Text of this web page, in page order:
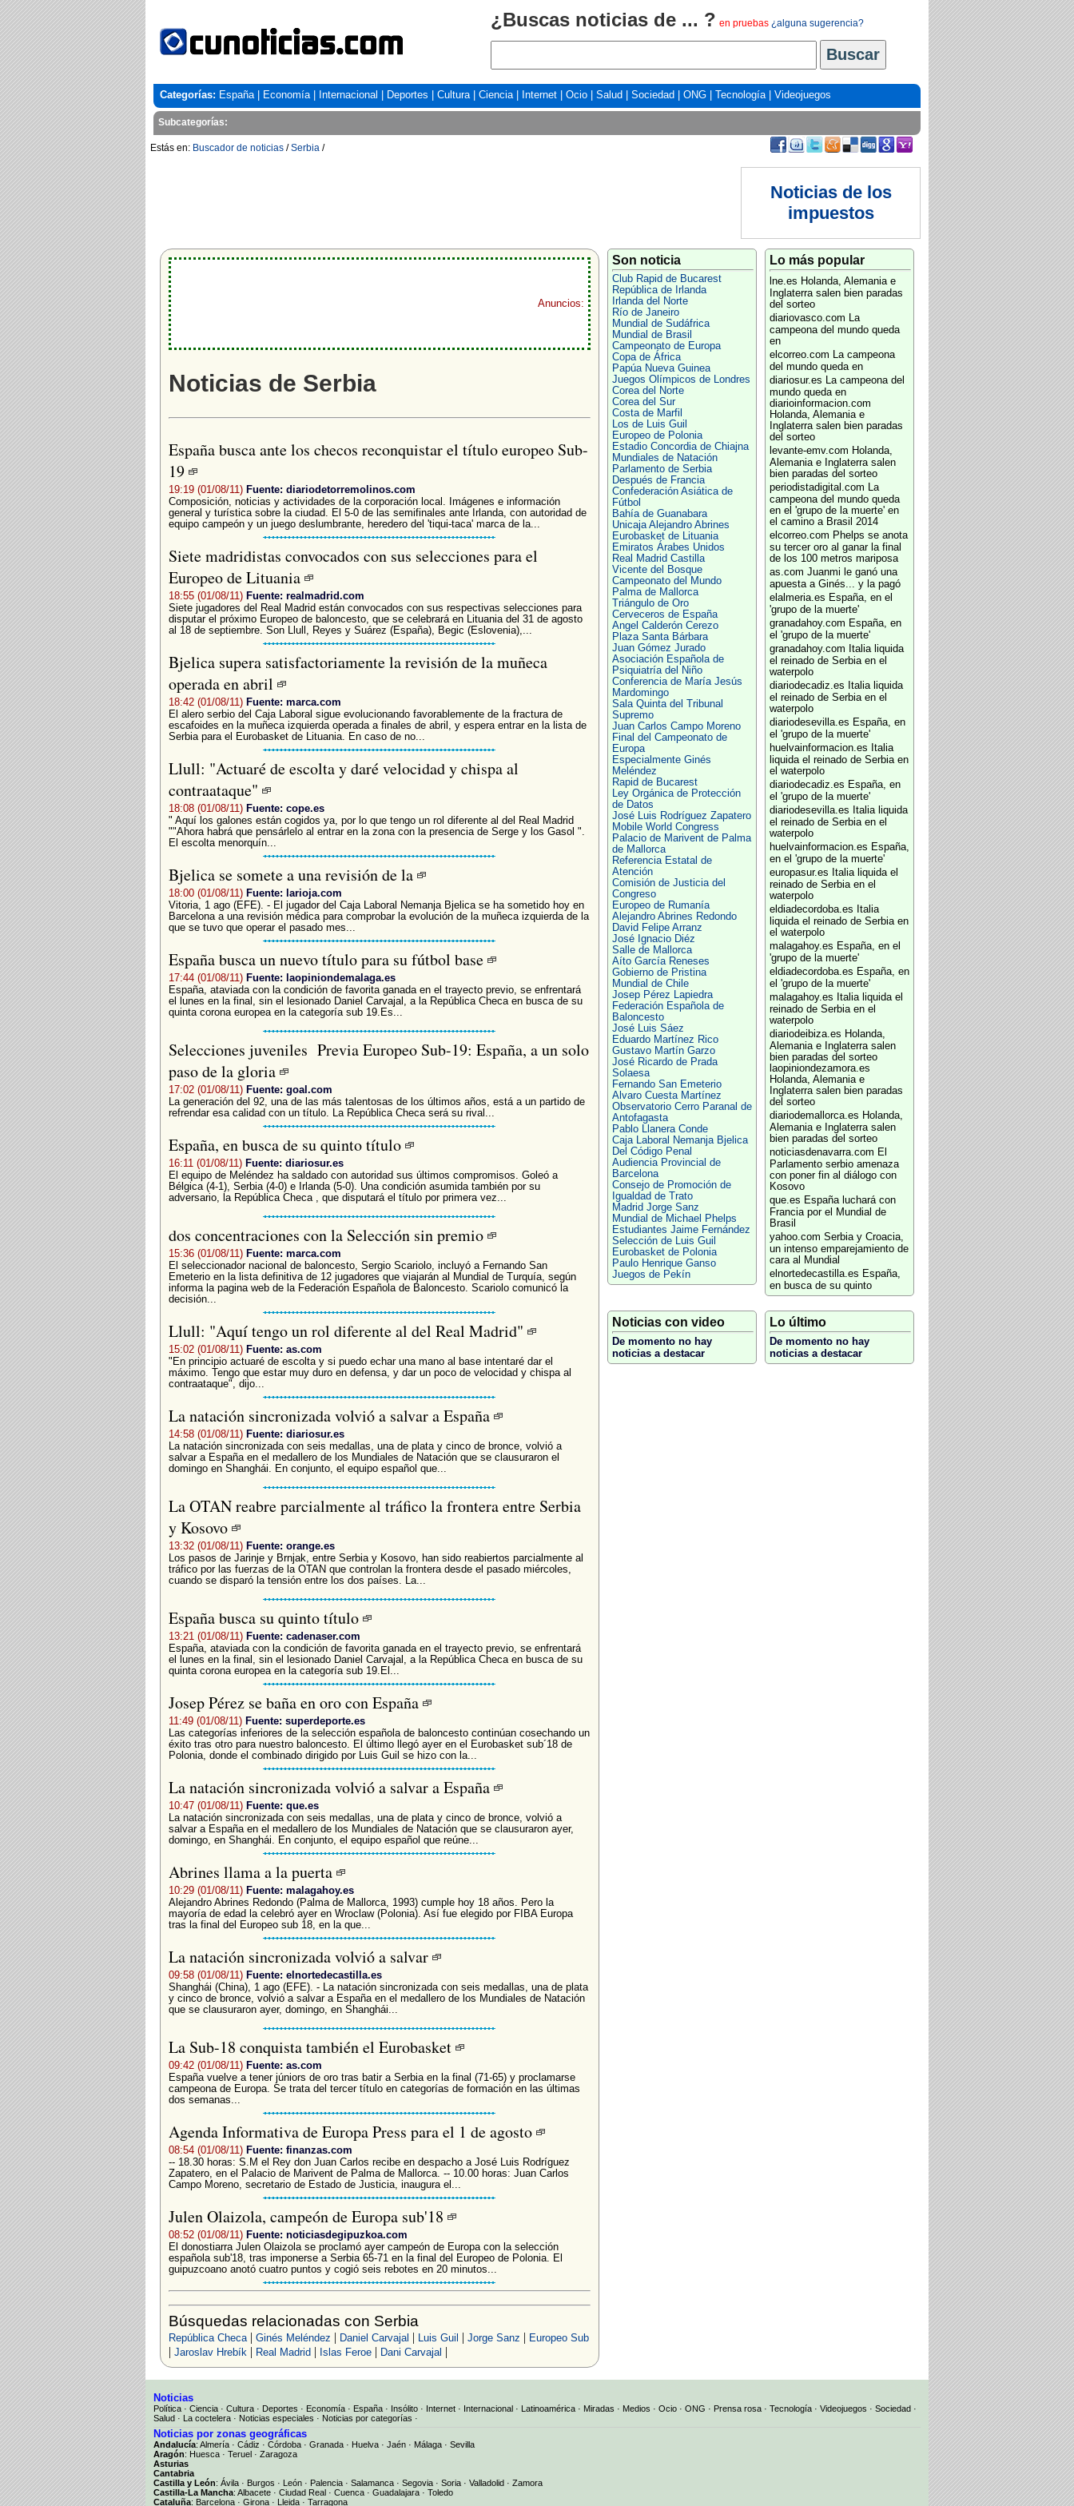
¿Buscas noticias de ... ? en pruebas ¿alguna sugerencia?
Categorías: España| Economía| Internacional Deportes Cultura| Ciencia| Internet Ocio Salud Sociedad ONG Tecnología| Videojuegos
Subcategorías:
Estás en: Buscador de noticias /Serbia /
Noticias de los
impuestos
Anuncios:
Noticias de Serbia
España busca ante los checos reconquistar el título europeo Sub-
19
19:19 (01/08/11) Fuente: diariodetorremolinos.com
Composición, noticias y actividades de la corporación local. Imágenes e información
general y turística sobre la ciudad. El 5-0 de las semifinales ante Irlanda, con autoridad de
equipo campeón y un juego deslumbrante, heredero del 'tiqui-taca' marca de la...
Siete madridistas convocados con sus selecciones para el
Europeo de Lituania
18:55 (01/08/11) Fuente: realmadrid.com
Siete jugadores del Real Madrid están convocados con sus respectivas selecciones para
disputar el próximo Europeo de baloncesto, que se celebrará en Lituania del 31 de agosto
al 18 de septiembre. Son Llull, Reyes y Suárez (España), Begic (Eslovenia),...
Bjelica supera satisfactoriamente la revisión de la muñeca
operada en abril
18:42 (01/08/11) Fuente: marca.com
El alero serbio del Caja Laboral sigue evolucionando favorablemente de la fractura de
escafoides en la muñeca izquierda operada a finales de abril, y espera entrar en la lista de
Serbia para el Eurobasket de Lituania. En caso de no...
Llull: "Actuaré de escolta y daré velocidad y chispa al
contraataque"
18:08 (01/08/11) Fuente: cope.es
" Aquí los galones están cogidos ya, por lo que tengo un rol diferente al del Real Madrid
""Ahora habrá que pensárlelo al entrar en la zona con la presencia de Serge y los Gasol ".
El escolta menorquín...
Bjelica se somete a una revisión de la
18:00 (01/08/11) Fuente: larioja.com
Vitoria, 1 ago (EFE). - El jugador del Caja Laboral Nemanja Bjelica se ha sometido hoy en
Barcelona a una revisión médica para comprobar la evolución de la muñeca izquierda de la
que se tuvo que operar el pasado mes...
España busca un nuevo título para su fútbol base
17:44 (01/08/11) Fuente: laopiniondemalaga.es
España, ataviada con la condición de favorita ganada en el trayecto previo, se enfrentará
el lunes en la final, sin el lesionado Daniel Carvajal, a la República Checa en busca de su
quinta corona europea en la categoría sub 19.Es...
Selecciones juveniles Previa Europeo Sub-19: España, a un solo
paso de la gloria
17:02 (01/08/11) Fuente: goal.com
La generación del 92, una de las más talentosas de los últimos años, está a un partido de
refrendar esa calidad con un título. La República Checa será su rival...
España, en busca de su quinto título
16:11 (01/08/11) Fuente: diariosur.es
El equipo de Meléndez ha saldado con autoridad sus últimos compromisos. Goleó a
Bélgica (4-1), Serbia (4-0) e Irlanda (5-0). Una condición asumida también por su
adversario, la República Checa , que disputará el título por primera vez...
dos concentraciones con la Selección sin premio
15:36 (01/08/11) Fuente: marca.com
El seleccionador nacional de baloncesto, Sergio Scariolo, incluyó a Fernando San
Emeterio en la lista definitiva de 12 jugadores que viajarán al Mundial de Turquía, según
informa la pagina web de la Federación Española de Baloncesto. Scariolo comunicó la
decisión...
Llull: "Aquí tengo un rol diferente al del Real Madrid"
15:02 (01/08/11) Fuente: as.com
"En principio actuaré de escolta y si puedo echar una mano al base intentaré dar el
máximo. Tengo que estar muy duro en defensa, y dar un poco de velocidad y chispa al
contraataque", dijo...
La natación sincronizada volvió a salvar a España
14:58 (01/08/11) Fuente: diariosur.es
La natación sincronizada con seis medallas, una de plata y cinco de bronce, volvió a
salvar a España en el medallero de los Mundiales de Natación que se clausuraron el
domingo en Shanghái. En conjunto, el equipo español que...
La OTAN reabre parcialmente al tráfico la frontera entre Serbia
y Kosovo
13:32 (01/08/11) Fuente: orange.es
Los pasos de Jarinje y Brnjak, entre Serbia y Kosovo, han sido reabiertos parcialmente al
tráfico por las fuerzas de la OTAN que controlan la frontera desde el pasado miércoles,
cuando se disparó la tensión entre los dos países. La...
España busca su quinto título
13:21 (01/08/11) Fuente: cadenaser.com
España, ataviada con la condición de favorita ganada en el trayecto previo, se enfrentará
el lunes en la final, sin el lesionado Daniel Carvajal, a la República Checa en busca de su
quinta corona europea en la categoría sub 19.El...
Josep Pérez se baña en oro con España
11:49 (01/08/11) Fuente: superdeporte.es
Las categorías inferiores de la selección española de baloncesto continúan cosechando un
éxito tras otro para nuestro baloncesto. El último llegó ayer en el Eurobasket sub´18 de
Polonia, donde el combinado dirigido por Luis Guil se hizo con la...
La natación sincronizada volvió a salvar a España
10:47 (01/08/11) Fuente: que.es
La natación sincronizada con seis medallas, una de plata y cinco de bronce, volvió a
salvar a España en el medallero de los Mundiales de Natación que se clausuraron ayer,
domingo, en Shanghái. En conjunto, el equipo español que reúne...
Abrines llama a la puerta
10:29 (01/08/11) Fuente: malagahoy.es
Alejandro Abrines Redondo (Palma de Mallorca, 1993) cumple hoy 18 años. Pero la
mayoría de edad la celebró ayer en Wroclaw (Polonia). Así fue elegido por FIBA Europa
tras la final del Europeo sub 18, en la que...
La natación sincronizada volvió a salvar
09:58 (01/08/11) Fuente: elnortedecastilla.es
Shanghái (China), 1 ago (EFE). - La natación sincronizada con seis medallas, una de plata
y cinco de bronce, volvió a salvar a España en el medallero de los Mundiales de Natación
que se clausuraron ayer, domingo, en Shanghái...
La Sub-18 conquista también el Eurobasket
09:42 (01/08/11) Fuente: as.com
España vuelve a tener júniors de oro tras batir a Serbia en la final (71-65) y proclamarse
campeona de Europa. Se trata del tercer título en categorías de formación en las últimas
dos semanas...
Agenda Informativa de Europa Press para el 1 de agosto
08:54 (01/08/11) Fuente: finanzas.com
-- 18.30 horas: S.M el Rey don Juan Carlos recibe en despacho a José Luis Rodríguez
Zapatero, en el Palacio de Marivent de Palma de Mallorca. -- 10.00 horas: Juan Carlos
Campo Moreno, secretario de Estado de Justicia, inaugura el...
Julen Olaizola, campeón de Europa sub'18
08:52 (01/08/11) Fuente: noticiasdegipuzkoa.com
El donostiarra Julen Olaizola se proclamó ayer campeón de Europa con la selección
española sub'18, tras imponerse a Serbia 65-71 en la final del Europeo de Polonia. El
guipuzcoano anotó cuatro puntos y cogió seis rebotes en 20 minutos...
Búsquedas relacionadas con Serbia
República Checa| Ginés Meléndez | Daniel Carvajal | Luis Guil | Jorge Sanz | Europeo Sub
| Jaroslav Hrebík | Real Madrid| Islas Feroe| Dani Carvajal |
Son noticia
Club Rapid de Bucarest
República de Irlanda
Irlanda del Norte
Río de Janeiro
Mundial de Sudáfrica
Mundial de Brasil
Campeonato de Europa
Copa de África
Papúa Nueva Guinea
Juegos Olímpicos de Londres
Corea del Norte
Corea del Sur
Costa de Marfil
Los de Luis Guil
Europeo de Polonia
Estadio Concordia de Chiajna
Mundiales de Natación
Parlamento de Serbia
Después de Francia
Confederación Asiática de
Fútbol
Bahía de Guanabara
Unicaja Alejandro Abrines
Eurobasket de Lituania
Emiratos Árabes Unidos
Real Madrid Castilla
Vicente del Bosque
Campeonato del Mundo
Palma de Mallorca
Triángulo de Oro
Cerveceros de España
Angel Calderón Cerezo
Plaza Santa Bárbara
Juan Gómez Jurado
Asociación Española de
Psiquiatría del Niño
Conferencia de María Jesús
Mardomingo
Sala Quinta del Tribunal
Supremo
Juan Carlos Campo Moreno
Final del Campeonato de
Europa
Especialmente Ginés
Meléndez
Rapid de Bucarest
Ley Orgánica de Protección
de Datos
José Luis Rodríguez Zapatero
Mobile World Congress
Palacio de Marivent de Palma
de Mallorca
Referencia Estatal de
Atención
Comisión de Justicia del
Congreso
Europeo de Rumanía
Alejandro Abrines Redondo
David Felipe Arranz
José Ignacio Diéz
Salle de Mallorca
Aíto García Reneses
Gobierno de Pristina
Mundial de Chile
Josep Pérez Lapiedra
Federación Española de
Baloncesto
José Luis Sáez
Eduardo Martínez Rico
Gustavo Martín Garzo
José Ricardo de Prada
Solaesa
Fernando San Emeterio
Alvaro Cuesta Martínez
Observatorio Cerro Paranal de
Antofagasta
Pablo Llanera Conde
Caja Laboral Nemanja Bjelica
Del Código Penal
Audiencia Provincial de
Barcelona
Consejo de Promoción de
Igualdad de Trato
Madrid Jorge Sanz
Mundial de Michael Phelps
Estudiantes Jaime Fernández
Selección de Luis Guil
Eurobasket de Polonia
Paulo Henrique Ganso
Juegos de Pekín
Lo más popular
lne.es Holanda, Alemania e
Inglaterra salen bien paradas
del sorteo
diariovasco.com La
campeona del mundo queda
en
elcorreo.com La campeona
del mundo queda en
diariosur.es La campeona del
mundo queda en
diarioinformacion.com
Holanda, Alemania e
Inglaterra salen bien paradas
del sorteo
levante-emv.com Holanda,
Alemania e Inglaterra salen
bien paradas del sorteo
periodistadigital.com La
campeona del mundo queda
en el 'grupo de la muerte' en
el camino a Brasil 2014
elcorreo.com Phelps se anota
su tercer oro al ganar la final
de los 100 metros mariposa
as.com Juanmi le ganó una
apuesta a Ginés... y la pagó
elalmeria.es España, en el
'grupo de la muerte'
granadahoy.com España, en
el 'grupo de la muerte'
granadahoy.com
Italia liquida
el reinado de Serbia en el
waterpolo
diariodecadiz.es
Italia liquida
el reinado de Serbia en el
waterpolo
diariodesevilla.es España, en
el 'grupo de la muerte'
huelvainformacion.es
Italia
liquida el reinado de Serbia en
el waterpolo
diariodecadiz.es España, en
el 'grupo de la muerte'
diariodesevilla.es
Italia liquida
el reinado de Serbia en el
waterpolo
huelvainformacion.es España,
en el 'grupo de la muerte'
europasur.es
Italia liquida el
reinado de Serbia en el
waterpolo
eldiadecordoba.es
Italia
liquida el reinado de Serbia en
el waterpolo
malagahoy.es España, en el
'grupo de la muerte'
eldiadecordoba.es España, en
el 'grupo de la muerte'
malagahoy.es
Italia liquida el
reinado de Serbia en el
waterpolo
diariodeibiza.es Holanda,
Alemania e Inglaterra salen
bien paradas del sorteo
laopiniondezamora.es
Holanda, Alemania e
Inglaterra salen bien paradas
del sorteo
diariodemallorca.es Holanda,
Alemania e Inglaterra salen
bien paradas del sorteo
noticiasdenavarra.com El
Parlamento serbio amenaza
con poner fin al diálogo con
Kosovo
que.es España luchará con
Francia por el Mundial de
Brasil
yahoo.com Serbia y Croacia,
un intenso emparejamiento de
cara al Mundial
elnortedecastilla.es España,
en busca de su quinto
Noticias con video
De momento no hay
noticias a destacar
Lo último
De momento no hay
noticias a destacar
Noticias
Política · Ciencia · Cultura · Deportes · Economía · España · Insólito · Internet · Internacional · Latinoamérica · Miradas · Medios · Ocio · ONG · Prensa rosa · Tecnología · Videojuegos · Sociedad ·
Salud · La coctelera · Noticias especiales · Noticias por categorías ·
Noticias por zonas geográficas
Andalucía: Almería · Cádiz · Córdoba · Granada · Huelva · Jaén · Málaga · Sevilla
Aragón: Huesca · Teruel · Zaragoza
Asturias
Cantabria
Castilla y León: Ávila · Burgos · León · Palencia · Salamanca · Segovia · Soria · Valladolid · Zamora
Castilla-La Mancha: Albacete · Ciudad Real · Cuenca · Guadalajara · Toledo
Cataluña: Barcelona · Girona · Lleida · Tarragona